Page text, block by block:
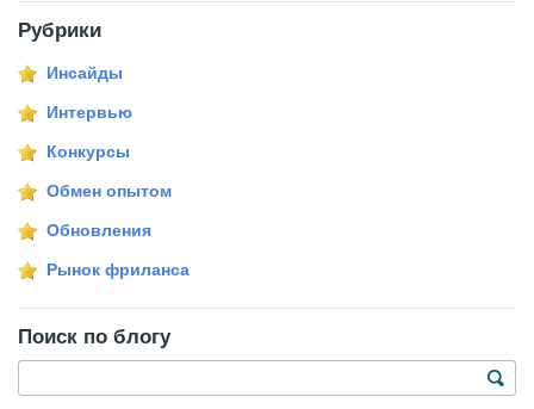
Рубрики
Инсайды
Интервью
Конкурсы
Обмен опытом
Обновления
Рынок фриланса
Поиск по блогу